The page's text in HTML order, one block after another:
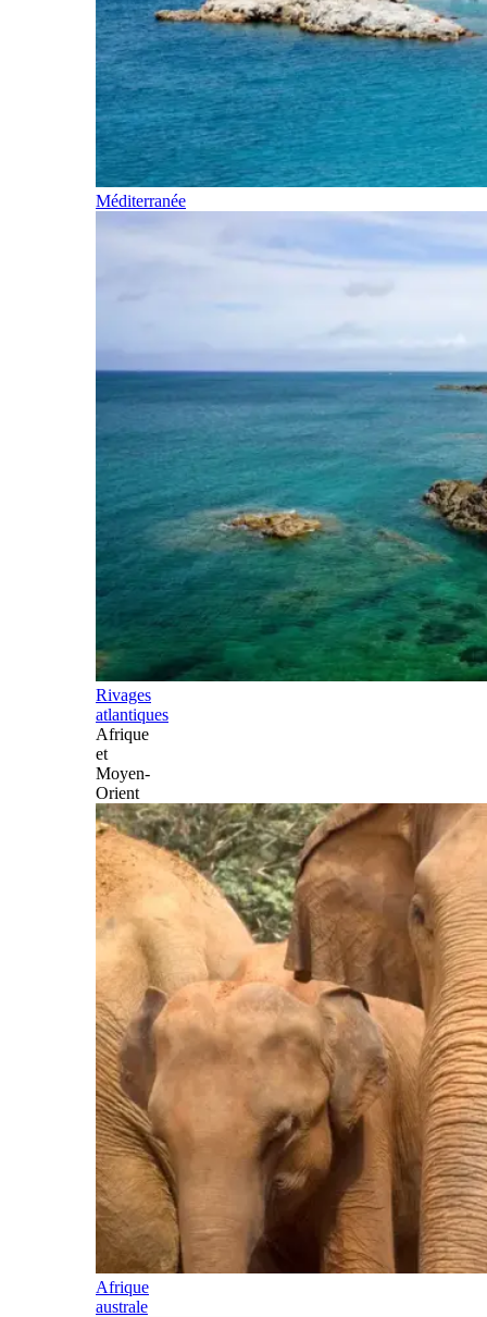
Méditerranée
Rivages
atlantiques
Afrique
et
Moyen-
Orient
Afrique
australe